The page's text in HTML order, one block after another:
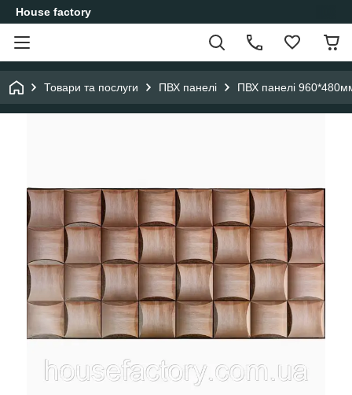
House factory
Товари та послуги ПВХ панелі ПВХ панелі